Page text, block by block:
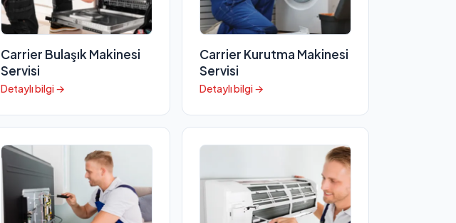
Carrier Bulaşık Makinesi
Servisi
Detaylı bilgi →
Carrier Kurutma Makinesi
Servisi
Detaylı bilgi →